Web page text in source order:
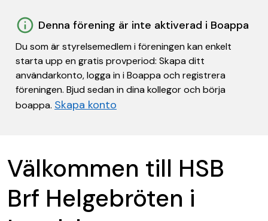
Denna förening är inte aktiverad i Boappa
Du som är styrelsemedlem i föreningen kan enkelt
starta upp en gratis provperiod: Skapa ditt
användarkonto, logga in i Boappa och registrera
föreningen. Bjud sedan in dina kollegor och börja
boappa. Skapa konto
Välkommen till HSB
Brf Helgebröten i